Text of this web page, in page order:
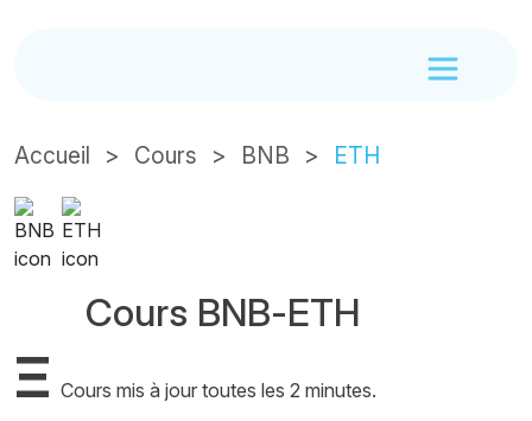
Accueil Cours BNB ETH
Cours BNB-ETH
Ξ Cours mis à jour toutes les 2 minutes.